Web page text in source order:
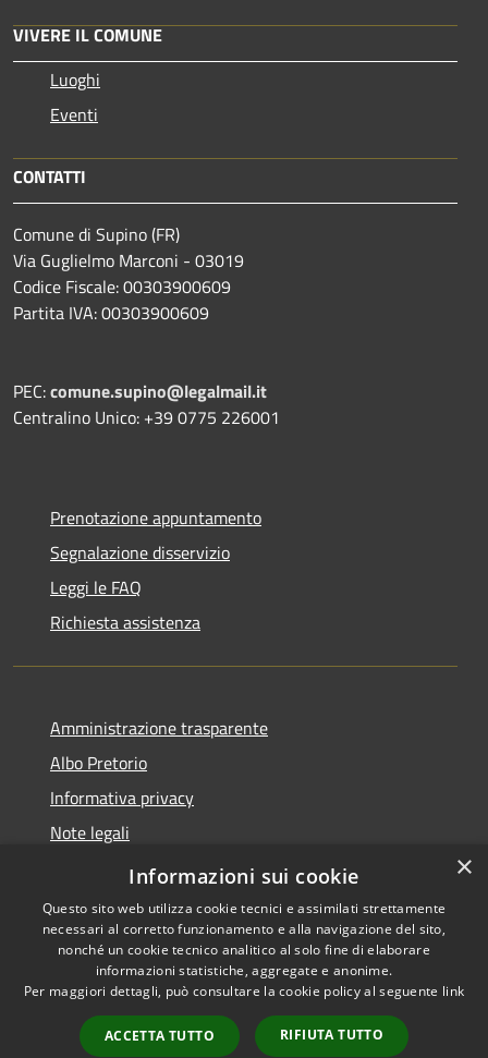
VIVERE IL COMUNE
Luoghi
Eventi
CONTATTI
Comune di Supino (FR)
Via Guglielmo Marconi - 03019
Codice Fiscale: 00303900609
Partita IVA: 00303900609
PEC:comune.supino@legalmail.it
Centralino Unico: +39 0775 226001
Prenotazione appuntamento
Segnalazione disservizio
Leggi le FAQ
Richiesta assistenza
Amministrazione trasparente
Albo Pretorio
Informativa privacy
Note legali
Dichiarazione di accessibilità
Accessibilità
Copyright © 2026 • Comune di
Supino • Powered by
Municipium•
Accesso
×
Informazioni sui cookie
Questo sito web utilizza cookie tecnici e assimilati strettamente
necessari al corretto funzionamento e alla navigazione del sito,
nonché un cookie tecnico analitico al solo fine di elaborare
informazioni statistiche, aggregate e anonime.
Per maggiori dettagli, può consultare la cookie policy al seguente link
ACCETTA TUTTO RIFIUTA TUTTO